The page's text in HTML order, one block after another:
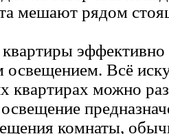
мешают рядом
эффективно
Всё
квартирах можно
комнаты,